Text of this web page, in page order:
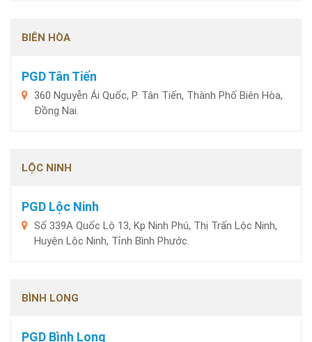
BIÊN HÒA
PGD Tân Tiến
360 Nguyễn Ái Quốc, P. Tân Tiến, Thành Phố Biên Hòa,
Đồng Nai.
LỘC NINH
PGD Lộc Ninh
Số 339A Quốc Lộ 13, Kp Ninh Phú, Thị Trấn Lộc Ninh,
Huyện Lộc Ninh, Tỉnh Bình Phước.
BÌNH LONG
PGD Bình Long